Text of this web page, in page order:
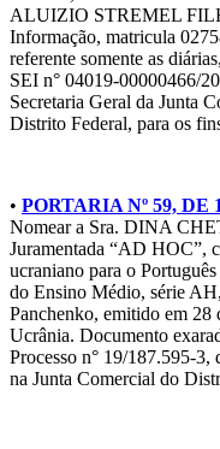
ALUIZIO STREMEL
Informação, matricula
referente somente as
SEI n° 04019-00000466/
Secretaria Geral da Junta
Distrito Federal, para os
• PORTARIA Nº 59, DE
Nomear a Sra. DINA
Juramentada “AD HOC”,
ucraniano para o
do Ensino Médio, série
Panchenko, emitido em 28
Ucrânia. Documento
Processo n° 19/187.595-
na Junta Comercial do